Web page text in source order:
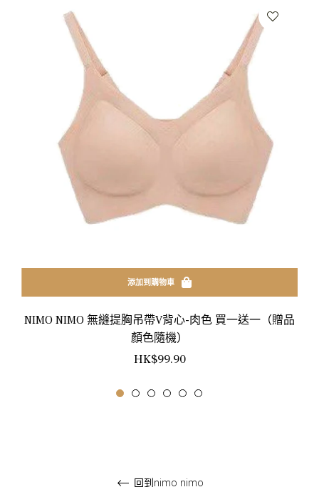
添加到購物車
NIMO NIMO 無縫提胸吊帶V背心-肉色 買一送一（贈品
顏色隨機）
正
價
HK$99.90
回到nimo nimo